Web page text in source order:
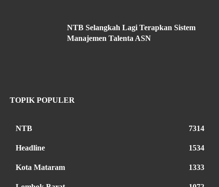
NTB Selangkah Lagi Terapkan Sistem
Manajemen Talenta ASN
TOPIK POPULER
NTB 7314
Headline 1534
Kota Mataram 1333